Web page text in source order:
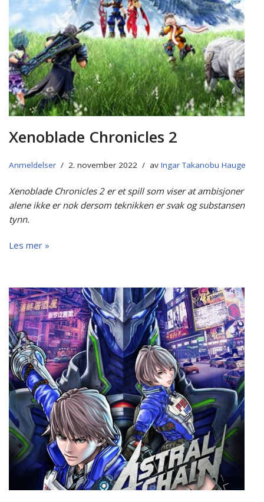
Xenoblade Chronicles 2
Anmeldelser 2. november 2022 av Ingar Takanobu Hauge
Xenoblade Chronicles 2 er et spill som viser at ambisjoner
alene ikke er nok dersom teknikken er svak og substansen
tynn.
Les mer »